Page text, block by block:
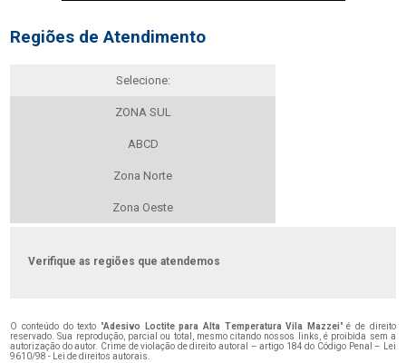
Regiões de Atendimento
Selecione:
ZONA SUL
ABCD
Zona Norte
Zona Oeste
Verifique as regiões que atendemos
O conteúdo do texto "Adesivo Loctite para Alta Temperatura Vila Mazzei" é de direito
reservado. Sua reprodução, parcial ou total, mesmo citando nossos links, é proibida sem a
autorização do autor. Crime de violação de direito autoral – artigo 184 do Código Penal – Lei
9610/98 - Lei de direitos autorais.